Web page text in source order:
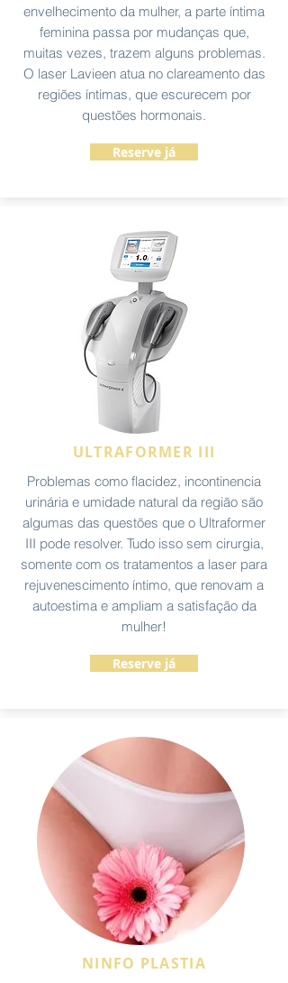
envelhecimento da mulher, a parte íntima
feminina passa por mudanças que,
muitas vezes, trazem alguns problemas.
O laser Lavieen atua no clareamento das
regiões íntimas, que escurecem por
questões hormonais.
Reserve já
ULTRAFORMER III
Problemas como flacidez, incontinencia
urinária e umidade natural da região são
algumas das questões que o Ultraformer
III pode resolver. Tudo isso sem cirurgia,
somente com os tratamentos a laser para
rejuvenescimento íntimo, que renovam a
autoestima e ampliam a satisfação da
mulher!
Reserve já
NINFO PLASTIA